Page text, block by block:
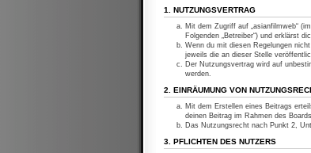
1. NUTZUNGSVERTRAG
Mit dem Zugriff auf „asianfilmweb“
Folgenden „Betreiber“) und erklärst
Wenn du mit diesen Regelungen
jeweils die an dieser Stelle
Der Nutzungsvertrag wird auf
werden.
2. EINRÄUMUNG VON
Mit dem Erstellen eines Beitrags
deinen Beitrag im Rahmen des
Das Nutzungsrecht nach Punkt 2,
3. PFLICHTEN DES NUTZERS